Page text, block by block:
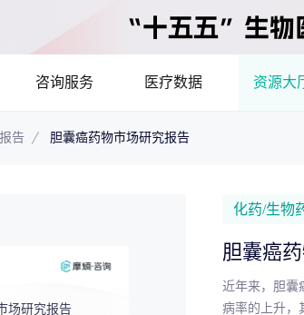
咨询服务
提供疾病领域品种调研、品种立项
分析市场现状，洞察行业趋势
医疗数据 资源大
告 胆囊癌药物市场研究报告
场研究报告
化药/生物
胆囊癌
近年来，胆囊
病率的上升，